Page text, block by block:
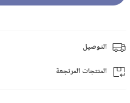
التوصيل
المنتجات المرتجعة